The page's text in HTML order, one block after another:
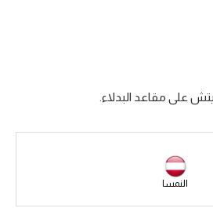
على مقاعد البدلاء.
النمسا